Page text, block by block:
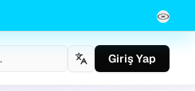
TürkçeGiriş Yap